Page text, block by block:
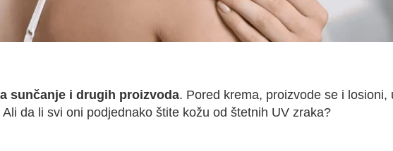
sunčanje i drugih proizvoda. Pored krema, proizvode se i losioni,
da li svi oni podjednako štite kožu od štetnih UV zraka?